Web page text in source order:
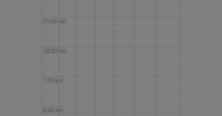
11:00 am
12:00 pm
1:00 pm
2:00 pm